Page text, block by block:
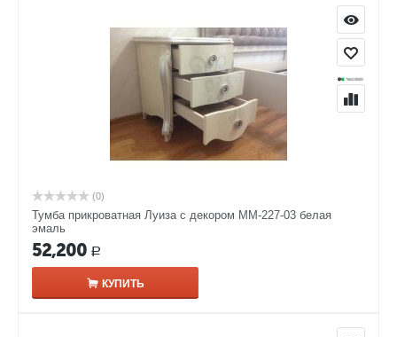
(0)
Тумба прикроватная Луиза с декором ММ-227-03 белая
эмаль
52,200 Р
КУПИТЬ